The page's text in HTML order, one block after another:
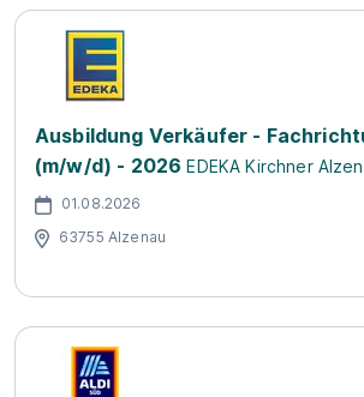
Ausbildung Verkäufer -
(m/w/d) - 2026 EDEKA Kirchner
01.08.2026
63755 Alzenau